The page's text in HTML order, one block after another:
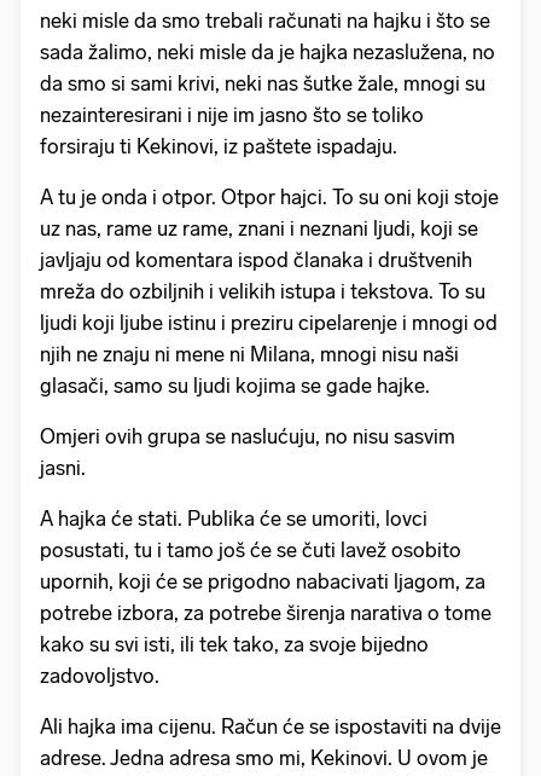
neki misle da smo trebali računati na hajku i što se
sada žalimo, neki misle da je hajka nezaslužena, no
da smo si sami krivi, neki nas šutke žale, mnogi su
nezainteresirani i nije im jasno što se toliko
forsiraju ti Kekinovi, iz paštete ispadaju.
A tu je onda i otpor. Otpor hajci. To su oni koji stoje
uz nas, rame uz rame, znani i neznani ljudi, koji se
javljaju od komentara ispod članaka i društvenih
mreža do ozbiljnih i velikih istupa i tekstova. To su
ljudi koji ljube istinu i preziru cipelarenje i mnogi od
njih ne znaju ni mene ni Milana, mnogi nisu naši
glasači, samo su ljudi kojima se gade hajke.
Omjeri ovih grupa se naslućuju, no nisu sasvim
jasni.
A hajka će stati. Publika će se umoriti, lovci
posustati, tu i tamo još će se čuti lavež osobito
upornih, koji će se prigodno nabacivati ljagom, za
potrebe izbora, za potrebe širenja narativa o tome
kako su svi isti, ili tek tako, za svoje bijedno
zadovoljstvo.
Ali hajka ima cijenu. Račun će se ispostaviti na dvije
adrese. Jedna adresa smo mi, Kekinovi. U ovom je